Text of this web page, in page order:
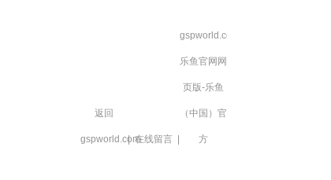
返回
gspworld.com
| 在线留言
gspworld.com-
乐鱼官网网
页版-乐鱼
（中国）官
方